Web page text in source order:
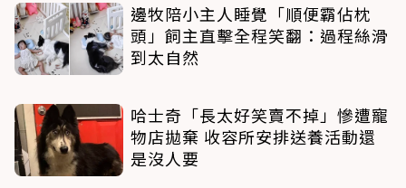
邊牧陪小主人睡覺「順便霸佔枕
頭」飼主直擊全程笑翻：過程絲滑
到太自然
哈士奇「長太好笑賣不掉」慘遭寵
物店拋棄 收容所安排送養活動還
是沒人要